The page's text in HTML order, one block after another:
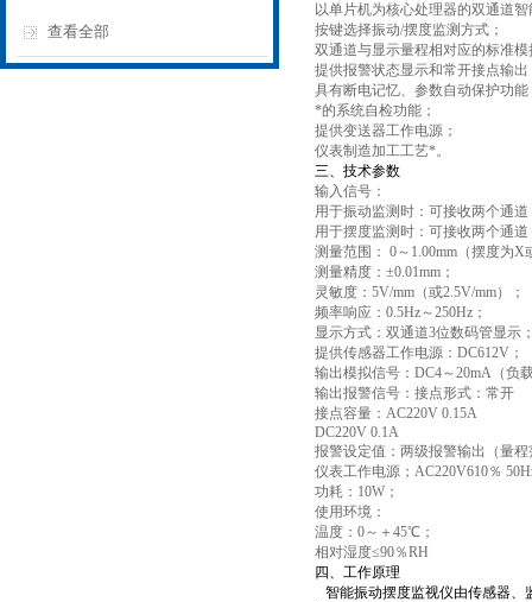
查看全部
以单片机为核心处理器的双通道
按键选择振动/摆度监测方式；
双通道与显示量程相对应的标准
提供报警状态显示和常开接点输
具有断电记忆、参数自动保护功能
*的系统自检功能；
提供变送器工作电源；
仪表制造加工工艺*。
三、技术参数
输入信号：
用于振动监测时：可接收两个通
用于摆度监测时：可接收两个通
测量范围： 0～1.00mm（摆度为
测量精度：±0.01mm；
灵敏度：5V/mm（或2.5V/mm）；
频率响应：0.5Hz～250Hz；
显示方式：双通道3位数码管显示
提供传感器工作电源：DC612V；
输出模拟信号：DC4～20mA（负
输出报警信号：接点形式：常开
接点容量：AC220V 0.15A
DC220V 0.1A
报警设定值：两级报警输出（量
仪表工作电源；AC220V610％
功耗：10W；
使用环境：
温度：0～＋45℃；
相对湿度≤90％RH
四、工作原理
智能振动摆度监视仪由传感器、